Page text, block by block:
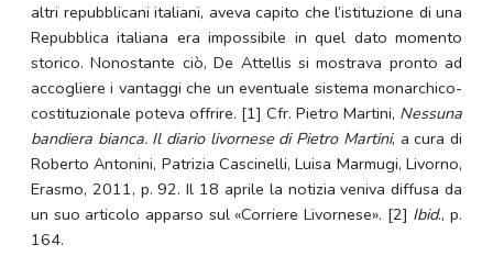
altri repubblicani italiani, aveva capito che l’istituzione di una
Repubblica italiana era impossibile in quel dato momento
storico. Nonostante ciò, De Attellis si mostrava pronto ad
accogliere i vantaggi che un eventuale sistema monarchico-
costituzionale poteva offrire. [1] Cfr. Pietro Martini, Nessuna
bandiera bianca. Il diario livornese di Pietro Martini, a cura di
Roberto Antonini, Patrizia Cascinelli, Luisa Marmugi, Livorno,
Erasmo, 2011, p. 92. Il 18 aprile la notizia veniva diffusa da
un suo articolo apparso sul «Corriere Livornese». [2] Ibid., p.
164.